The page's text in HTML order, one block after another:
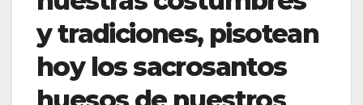
y tradiciones, pisotean
hoy los sacrosantos